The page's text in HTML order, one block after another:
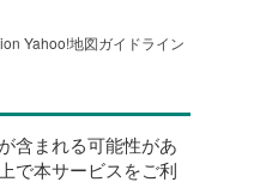
Yahoo!地図ガイドライン
含まれる可能性があ
で本サービスをご利